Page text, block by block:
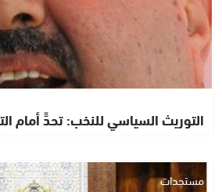
التوريث السياسي للنخب: تحدٍّ أمام
مستجدات